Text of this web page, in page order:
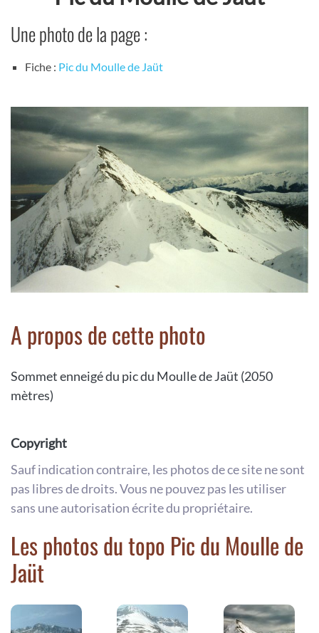
Une photo de la page :
Fiche : Pic du Moulle de Jaüt
A propos de cette photo
Sommet enneigé du pic du Moulle de Jaüt (2050
mètres)
Copyright
Sauf indication contraire, les photos de ce site ne sont
pas libres de droits. Vous ne pouvez pas les utiliser
sans une autorisation écrite du propriétaire.
Les photos du topo Pic du Moulle de
Jaüt